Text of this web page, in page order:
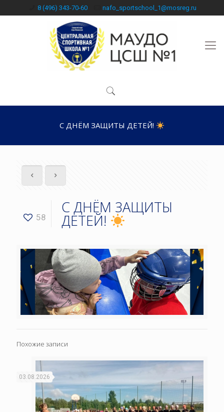
8 (496) 343-70-60 nafo_sportschool_1@mosreg.ru
С ДНЁМ ЗАЩИТЫ ДЕТЕЙ!
58
С ДНЁМ ЗАЩИТЫ
ДЕТЕЙ!
Похожие записи
03.08.2026